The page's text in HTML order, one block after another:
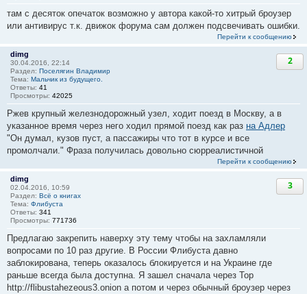
там с десяток опечаток возможно у автора какой-то хитрый броузер
или антивирус т.к. движок форума сам должен подсвечивать ошибки.
Перейти к сообщению
dimg
30.04.2016, 22:14
Раздел: Поселягин Владимир
Тема: Мальчик из будущего.
Ответы: 41
Просмотры: 42025
2
Ржев крупный железнодорожный узел, ходит поезд в Москву, а в
указанное время через него ходил прямой поезд как раз на Адлер
"Он думал, кузов пуст, а пассажиры что тот в курсе и все
промолчали." Фраза получилась довольно сюрреалистичной
Перейти к сообщению
dimg
02.04.2016, 10:59
Раздел: Всё о книгах
Тема: Флибуста
Ответы: 341
Просмотры: 771736
3
Предлагаю закрепить наверху эту тему чтобы на захламляли
вопросами по 10 раз другие. В России Флибуста давно
заблокирована, теперь оказалось блокируется и на Украине где
раньше всегда была доступна. Я зашел сначала через Тор
http://flibustahezeous3.onion а потом и через обычный броузер через